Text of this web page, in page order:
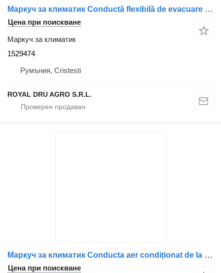
Маркуч за климатик Conductă flexibilă de evacuare 1529474 за камион Scania –
Цена при поискване
Маркуч за климатик
1529474
Румъния, Cristesti
ROYAL DRU AGRO S.R.L.
Маркуч за климатик Conducta aer condiționat de la uscător la condensator 2373368 за камион Scania
Цена при поискване